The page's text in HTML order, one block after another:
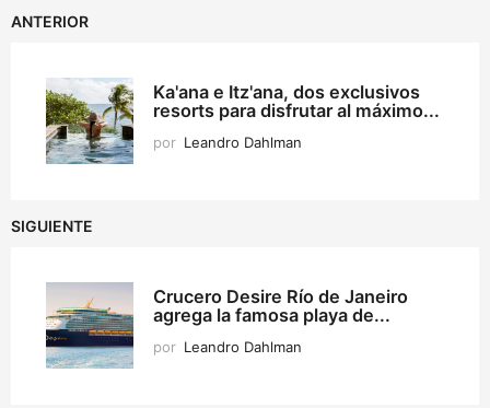
ANTERIOR
Ka'ana e Itz'ana, dos exclusivos
resorts para disfrutar al máximo...
por Leandro Dahlman
SIGUIENTE
Crucero Desire Río de Janeiro
agrega la famosa playa de...
por Leandro Dahlman